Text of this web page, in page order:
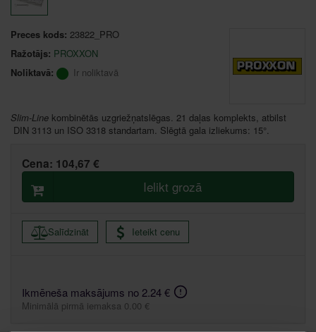
Preces kods: 23822_PRO
Ražotājs: PROXXON
Noliktavā:
Ir noliktavā
Slim-Line kombinētās uzgriežņatslēgas. 21 daļas komplekts, atbilst
DIN 3113 un ISO 3318 standartam. Slēgtā gala izliekums: 15°.
Cena: 104,67 €
Ielikt grozā
Salīdzināt Ieteikt cenu
Ikmēneša maksājums no 2.24 €
Minimālā pirmā iemaksa 0.00 €